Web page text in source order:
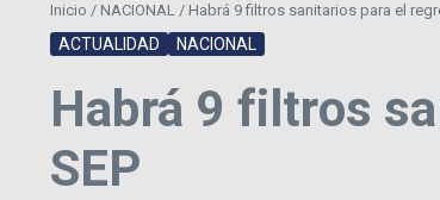
Inicio / NACIONAL / Habrá 9 filtros sanitarios para el
ACTUALIDAD NACIONAL
Habrá 9 filtros
SEP